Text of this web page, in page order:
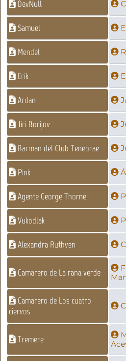
DevNull
Samuel
Mendel
Erik
Ardan
Jiri Borijov
Barman del Club Tenebrae
Pink
Agente George Thorne
Vukodlak
Alexandra Ruthven
Camarero de La rana verde
Camarero de Los cuatro
ciervos
Tremere